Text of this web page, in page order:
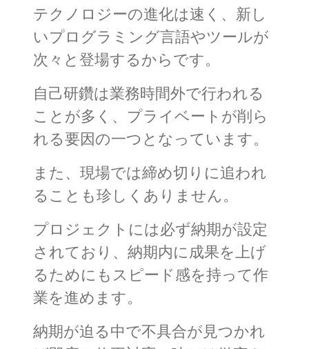
テクノロジーの進化は速く、新し
いプログラミング言語やツールが
次々と登場するからです。
自己研鑽は業務時間外で行われる
ことが多く、プライベートが削ら
れる要因の一つとなっています。
また、現場では締め切りに追われ
ることも珍しくありません。
プロジェクトには必ず納期が設定
されており、納期内に成果を上げ
るためにもスピード感を持って作
業を進めます。
納期が迫る中で不具合が見つかれ